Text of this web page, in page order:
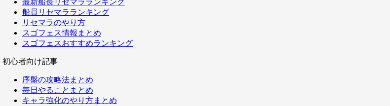
最新船長リセマラランキング
船員リセマラランキング
リセマラのやり方
スゴフェス情報まとめ
スゴフェスおすすめランキング
初心者向け記事
序盤の攻略法まとめ
毎日やることまとめ
キャラ強化のやり方まとめ